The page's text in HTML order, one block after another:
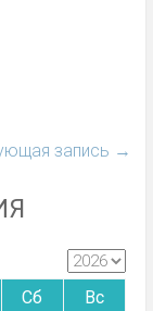
запись →
Сб Вс